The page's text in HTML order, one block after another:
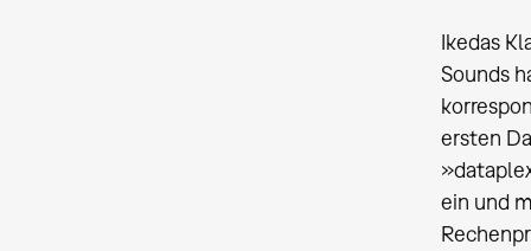
Ikedas
Sounds
ersten
ein und